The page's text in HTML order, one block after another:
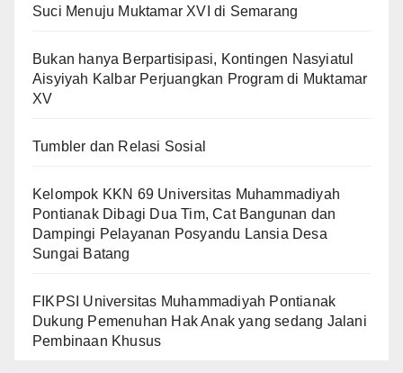
Suci Menuju Muktamar XVI di Semarang
Bukan hanya Berpartisipasi, Kontingen Nasyiatul
Aisyiyah Kalbar Perjuangkan Program di Muktamar
XV
Tumbler dan Relasi Sosial
Kelompok KKN 69 Universitas Muhammadiyah
Pontianak Dibagi Dua Tim, Cat Bangunan dan
Dampingi Pelayanan Posyandu Lansia Desa
Sungai Batang
FIKPSI Universitas Muhammadiyah Pontianak
Dukung Pemenuhan Hak Anak yang sedang Jalani
Pembinaan Khusus